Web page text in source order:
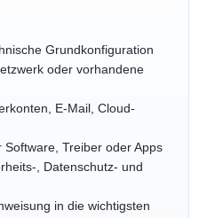
Grundkonfiguration
oder vorhandene
E-Mail, Cloud-
Software, Treiber oder Apps
, Datenschutz- und
in die wichtigsten